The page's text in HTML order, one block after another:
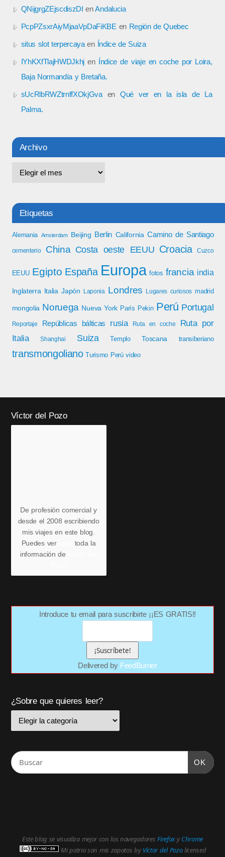
QNijgrgZEjscdiszDI enAndalucia
PcpPZsxrAiyMjaaVpDaFiKBEen Región de Quebec
situs slot terpercayaen Índice de Suiza
IYhKXfTlajHWDJkhj en Índice de viaje en coche por Loira,
Baja Normandía y Bretaña.
sUcRlbRWZtrnffXOkjGvaen Qué ver en la isla de La
Palma.
Archivo
Etiquetas
Alemania Amsterdam Beijing Berlin California Camino de Santiago
cementerio China Costa oeste EEUU Croacia Cuzco
EEUU Egipto España Europa fotos francia india
Inglaterra Italia Japón Laponia Londres Lugares curiosos madrid
mongolia Noruega Nueva York París Pekin Perú Portugal
Reportaje Repúblicas bálticas rusia Ruta en coche
Ruta por
Italia
Shanghai Suiza Templo Toscana transiberiano
transmongoliano Turismo Perú video
Víctor del Pozo
De profesión comercial y
desde el 2008 escribiendo
mis viajes en este blog.
Puedes ver
toda la
información de
Introduce tu email para suscribirte ¡¡ES GRATIS!!
Delivered by FeedBurner
¿Sobre que quieres leer?
OK
Este blog se visualiza mejor con los navegadoresFirefoxyChrome
Mi patria son mis zapatos byVíctor del Pozolicensed